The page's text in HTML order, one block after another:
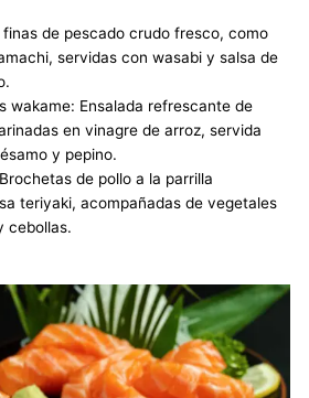
finas de pescado crudo fresco, como
servidas con wasabi y salsa de
wakame: Ensalada refrescante de
en vinagre de arroz, servida
y pepino.
de pollo a la parrilla
teriyaki, acompañadas de vegetales
cebollas.